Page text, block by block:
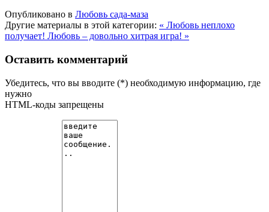
Опубликовано в Любовь сада-маза
Другие материалы в этой категории: « Любовь неплохо
получает! Любовь – довольно хитрая игра! »
Оставить комментарий
Убедитесь, что вы вводите (*) необходимую информацию, где
нужно
HTML-коды запрещены